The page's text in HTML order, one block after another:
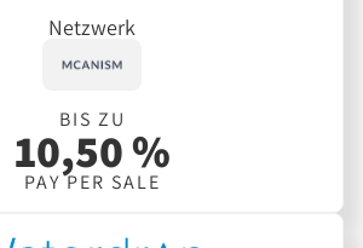
Netzwerk
BIS ZU
10,50 %
PAY PER SALE